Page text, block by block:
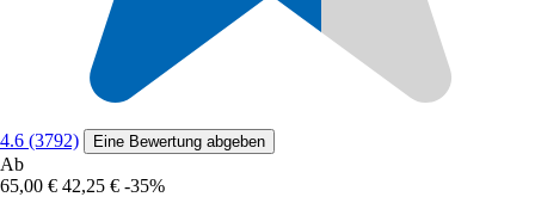
4.6 (3792) Eine Bewertung abgeben
Ab
65,00 € 42,25 € -35%